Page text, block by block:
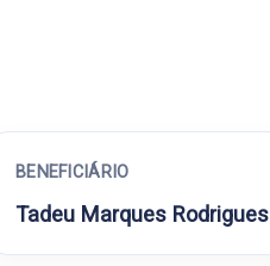
BENEFICIÁRIO
Tadeu Marques Rodrigues